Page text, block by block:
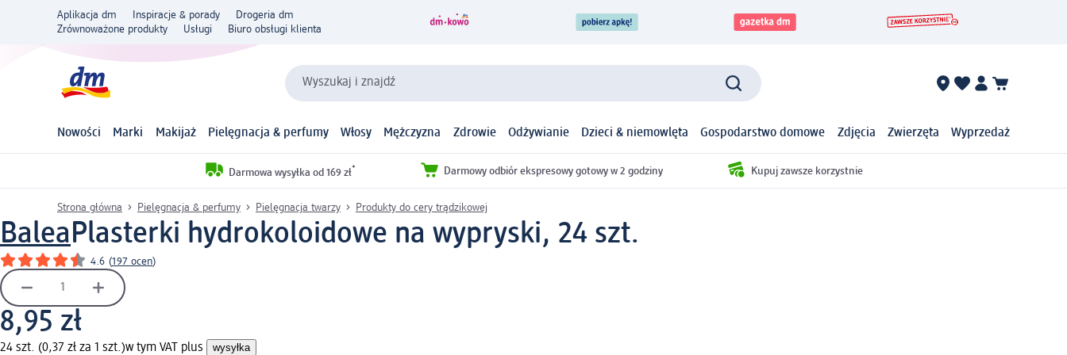
Aplikacja dm Inspiracje & porady
Drogeria dm
Zrównoważone produkty
Usługi Biuro obsługi klienta
Wyszukaj i znajdź
Nowości Marki Makijaż Pielęgnacja & perfumy Włosy Mężczyzna Zdrowie Odżywianie Dzieci & niemowlęta Gospodarstwo domowe Zdjęcia Zwierzęta Wyprzedaż
Darmowa wysyłka od 169 zł* Darmowy odbiór ekspresowy gotowy w 2 godziny Kupuj zawsze korzystnie
Strona główna Pielęgnacja & perfumy Pielęgnacja twarzy Produkty do cery trądzikowej
BaleaPlasterki hydrokoloidowe na wypryski, 24 szt.
4.6 (197 ocen)
8,95 zł
24 szt. (0,37 zł za 1 szt.)w tym VAT plus wysyłka